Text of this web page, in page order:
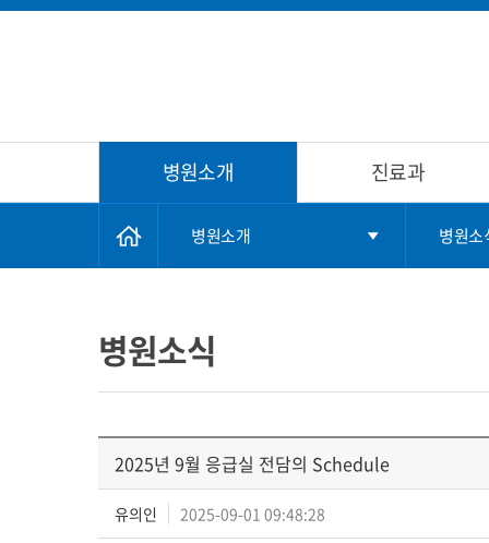
병원소개 진료과
병원소개 병원소
병원소식
2025년 9월 응급실 전담의 Schedule
유의인 2025-09-01 09:48:28